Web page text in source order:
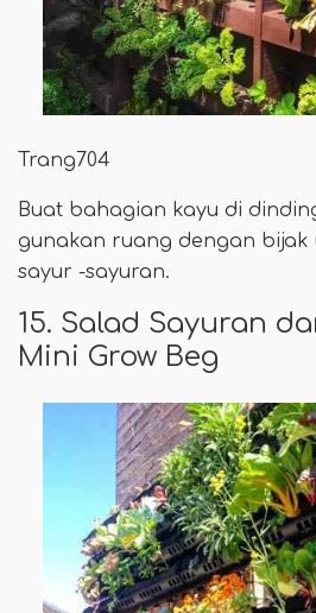
Trang704
Buat bahagian kayu di
gunakan ruang dengan bijak
sayur -sayuran.
15. Salad Sayuran
Mini Grow Beg